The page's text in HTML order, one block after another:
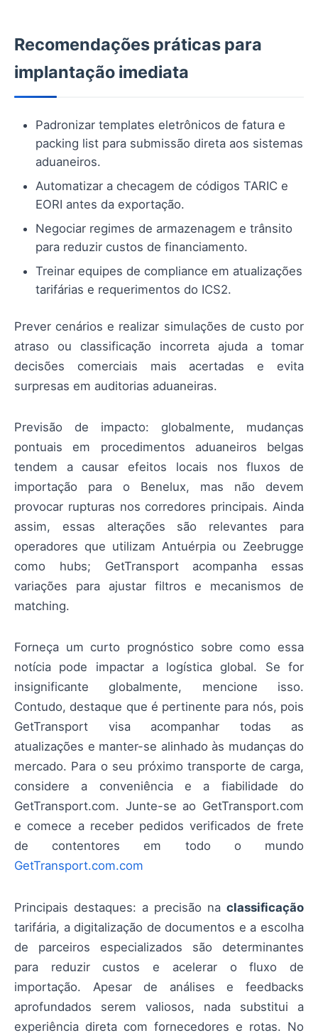
Recomendações práticas para
implantação imediata
Padronizar templates eletrônicos de fatura e
packing list para submissão direta aos sistemas
aduaneiros.
Automatizar a checagem de códigos TARIC e
EORI antes da exportação.
Negociar regimes de armazenagem e trânsito
para reduzir custos de financiamento.
Treinar equipes de compliance em atualizações
tarifárias e requerimentos do ICS2.
Prever cenários e realizar simulações de custo por
atraso ou classificação incorreta ajuda a tomar
decisões comerciais mais acertadas e evita
surpresas em auditorias aduaneiras.
Previsão de impacto: globalmente, mudanças
pontuais em procedimentos aduaneiros belgas
tendem a causar efeitos locais nos fluxos de
importação para o Benelux, mas não devem
provocar rupturas nos corredores principais. Ainda
assim, essas alterações são relevantes para
operadores que utilizam Antuérpia ou Zeebrugge
como hubs; GetTransport acompanha essas
variações para ajustar filtros e mecanismos de
matching.
Forneça um curto prognóstico sobre como essa
notícia pode impactar a logística global. Se for
insignificante globalmente, mencione isso.
Contudo, destaque que é pertinente para nós, pois
GetTransport visa acompanhar todas as
atualizações e manter-se alinhado às mudanças do
mercado. Para o seu próximo transporte de carga,
considere a conveniência e a fiabilidade do
GetTransport.com. Junte-se ao GetTransport.com
e comece a receber pedidos verificados de frete
de contentores em todo o mundo
GetTransport.com.com
Principais destaques: a precisão na classificação
tarifária, a digitalização de documentos e a escolha
de parceiros especializados são determinantes
para reduzir custos e acelerar o fluxo de
importação. Apesar de análises e feedbacks
aprofundados serem valiosos, nada substitui a
experiência direta com fornecedores e rotas. No